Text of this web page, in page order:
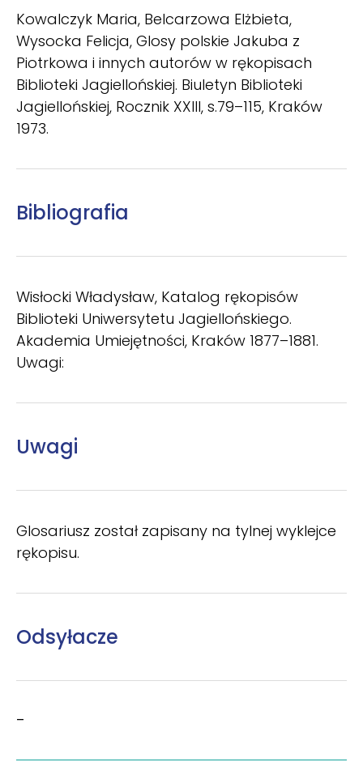
Kowalczyk Maria, Belcarzowa Elżbieta,
Wysocka Felicja, Glosy polskie Jakuba z
Piotrkowa i innych autorów w rękopisach
Biblioteki Jagiellońskiej. Biuletyn Biblioteki
Jagiellońskiej, Rocznik XXIII, s.79–115, Kraków
1973.
Bibliografia
Wisłocki Władysław, Katalog rękopisów
Biblioteki Uniwersytetu Jagiellońskiego.
Akademia Umiejętności, Kraków 1877–1881.
Uwagi:
Uwagi
Glosariusz został zapisany na tylnej wyklejce
rękopisu.
Odsyłacze
–